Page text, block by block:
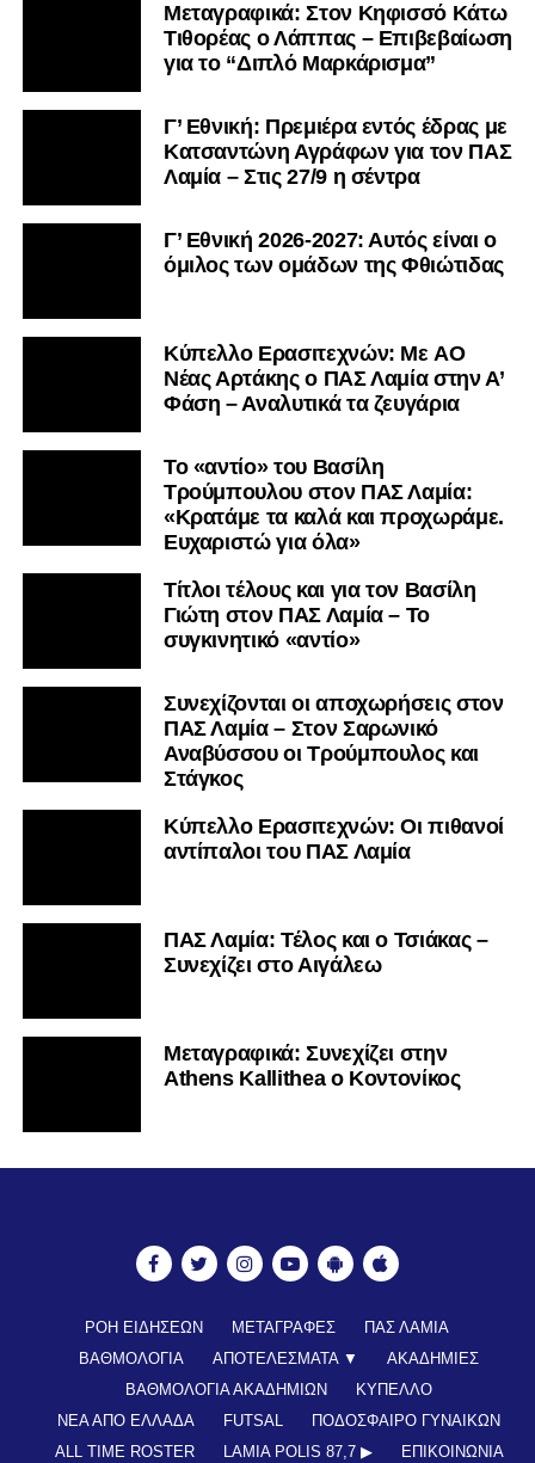
Μεταγραφικά: Στον Κηφισσό Κάτω
Τιθορέας ο Λάππας – Επιβεβαίωση
για το “Διπλό Μαρκάρισμα”
Γ’ Εθνική: Πρεμιέρα εντός έδρας με
Κατσαντώνη Αγράφων για τον ΠΑΣ
Λαμία – Στις 27/9 η σέντρα
Γ’ Εθνική 2026-2027: Αυτός είναι ο
όμιλος των ομάδων της Φθιώτιδας
Kύπελλο Ερασιτεχνών: Με AO
Nέας Αρτάκης ο ΠΑΣ Λαμία στην Α’
Φάση – Αναλυτικά τα ζευγάρια
Το «αντίο» του Βασίλη
Τρούμπουλου στον ΠΑΣ Λαμία:
«Κρατάμε τα καλά και προχωράμε.
Ευχαριστώ για όλα»
Τίτλοι τέλους και για τον Βασίλη
Γιώτη στον ΠΑΣ Λαμία – Το
συγκινητικό «αντίο»
Συνεχίζονται οι αποχωρήσεις στον
ΠΑΣ Λαμία – Στον Σαρωνικό
Αναβύσσου οι Τρούμπουλος και
Στάγκος
Κύπελλο Ερασιτεχνών: Οι πιθανοί
αντίπαλοι του ΠΑΣ Λαμία
ΠΑΣ Λαμία: Τέλος και ο Τσιάκας –
Συνεχίζει στο Αιγάλεω
Mεταγραφικά: Συνεχίζει στην
Athens Kallithea ο Κοντονίκος
ΡΟΗ ΕΙΔΗΣΕΩΝ ΜΕΤΑΓΡΑΦΕΣ
ΠΑΣ ΛΑΜΙΑ
ΒΑΘΜΟΛΟΓΙΑ
ΑΠΟΤΕΛΕΣΜΑΤΑ ▼
ΑΚΑΔΗΜΙΕΣ
ΒΑΘΜΟΛΟΓΙΑ ΑΚΑΔΗΜΙΩΝ
ΚΥΠΕΛΛΟ
ΝΕΑ ΑΠΟ ΕΛΛΑΔΑ
FUTSAL
ΠΟΔΟΣΦΑΙΡΟ ΓΥΝΑΙΚΩΝ
ALL TIME ROSTER
LAMIA POLIS 87,7 ▶︎ ΕΠΙΚΟΙΝΩΝΊΑ